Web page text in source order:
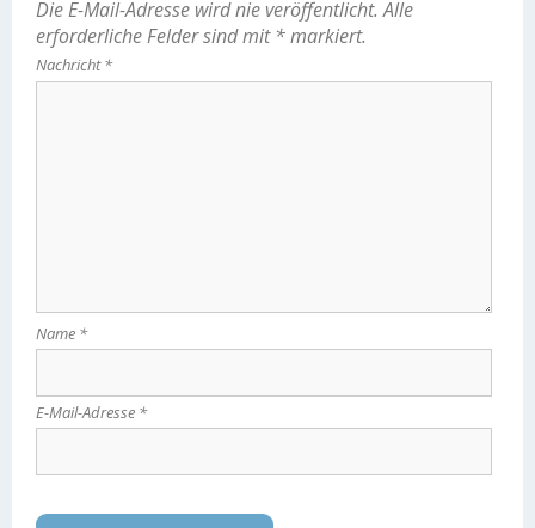
Die E-Mail-Adresse wird nie veröffentlicht. Alle
erforderliche Felder sind mit *markiert.
Nachricht*
Name *
E-Mail-Adresse *